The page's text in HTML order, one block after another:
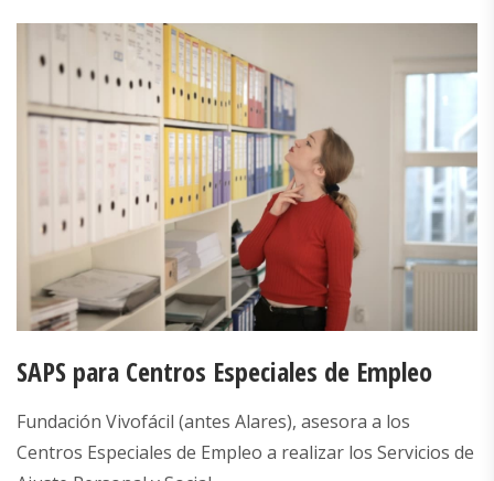
SAPS para Centros Especiales de Empleo
Fundación Vivofácil (antes Alares), asesora a los
Centros Especiales de Empleo a realizar los Servicios de